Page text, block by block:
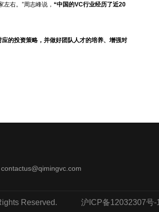
右。”周志峰说， “中国的VC行业经历了近20
的投资策略，并做好团队人才的培养、增强对
contactus@qimingvc.com
Reserved. 沪ICP备12032307号-1